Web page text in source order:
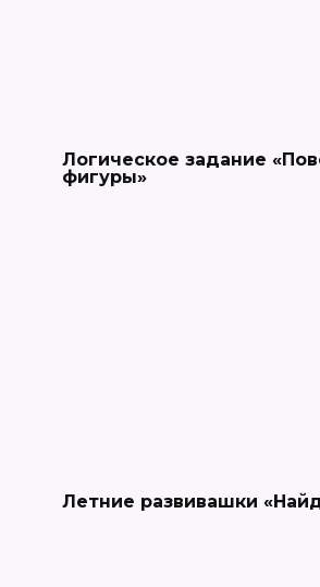
Логическое задание
фигуры»
Летние развивашки